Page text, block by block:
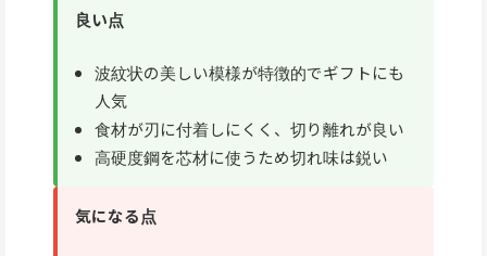
良い点
波紋状の美しい模様が特徴的でギフトにも
人気
食材が刃に付着しにくく、切り離れが良い
高硬度鋼を芯材に使うため切れ味は鋭い
気になる点